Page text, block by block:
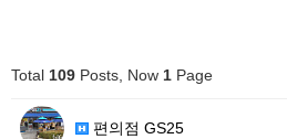
Total 109 Posts, Now 1 Page
편의점 GS25